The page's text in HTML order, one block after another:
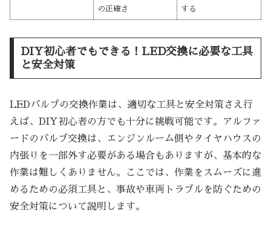
の正確さ
する
DIY初心者でもできる！LED交換に必要な工具
と安全対策
LEDバルブの交換作業は、適切な工具と安全対策さえ行
えば、DIY初心者の方でも十分に挑戦可能です。アルファ
ードのバルブ交換は、エンジンルーム側やタイヤハウスの
内張りを一部外す必要がある場合もありますが、基本的な
作業は難しくありません。ここでは、作業をスムーズに進
めるための必須工具と、事故や車両トラブルを防ぐための
安全対策について説明します。